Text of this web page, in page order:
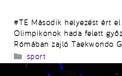
#TE Második helyezést ért el
Olimpikonok hada felett
Rómában zajló Taekwondo
Kategória
sport